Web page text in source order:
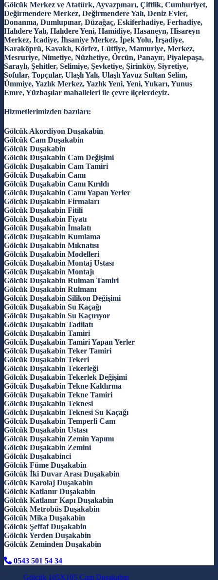
Gölcük Merkez ve Atatürk, Ayvazpınarı, Çiftlik, Cumhuriyet,
Değirmendere Merkez, Değirmendere Yalı, Deniz Evler,
Donanma, Dumlupınar, Düzağaç, Eskiferhadiye, Ferhadiye,
Halıdere Yalı, Halıdere Yeni, Hamidiye, Hasaneyn, Hisareyn
Merkez, İcadiye, İhsaniye Merkez, İpek Yolu, İrşadiye,
Karaköprü, Kavaklı, Körfez, Lütfiye, Mamuriye, Merkez,
Mesruriye, Nimetiye, Nüzhetiye, Örcün, Panayır, Piyalepaşa,
Saraylı, Şehitler, Selimiye, Şevketiye, Şirinköy, Siyretiye,
Sofular, Topçular, Ulaşlı Yalı, Ulaşlı Yavuz Sultan Selim,
Ümmiye, Yazlık Merkez, Yazlık Yeni, Yeni, Yukarı, Yunus
Emre, Yüzbaşılar mahalleleri ile çevre ilçelerdeyiz.
Hizmetlerimizden bazıları:
Gölcük Akordiyon Duşakabin
Gölcük Cam Duşakabin
Gölcük Duşakabin
Gölcük Duşakabin Cam Değişimi
Gölcük Duşakabin Cam Tamiri
Gölcük Duşakabin Camı
Gölcük Duşakabin Camı Kırıldı
Gölcük Duşakabin Camı Yapan Yerler
Gölcük Duşakabin Firmaları
Gölcük Duşakabin Fitili
Gölcük Duşakabin Fiyatı
Gölcük Duşakabin İmalatı
Gölcük Duşakabin Kumlama
Gölcük Duşakabin Mıknatısı
Gölcük Duşakabin Modelleri
Gölcük Duşakabin Montaj Ustası
Gölcük Duşakabin Montajı
Gölcük Duşakabin Rulman Tamiri
Gölcük Duşakabin Rulmanı
Gölcük Duşakabin Silikon Değişimi
Gölcük Duşakabin Su Kaçağı
Gölcük Duşakabin Su Kaçırıyor
Gölcük Duşakabin Tadilatı
Gölcük Duşakabin Tamiri
Gölcük Duşakabin Tamiri Yapan Yerler
Gölcük Duşakabin Teker Tamiri
Gölcük Duşakabin Tekeri
Gölcük Duşakabin Tekerleği
Gölcük Duşakabin Tekerlek Değişimi
Gölcük Duşakabin Tekne Kaldırma
Gölcük Duşakabin Tekne Tamiri
Gölcük Duşakabin Teknesi
Gölcük Duşakabin Teknesi Su Kaçağı
Gölcük Duşakabin Temperli Cam
Gölcük Duşakabin Ustası
Gölcük Duşakabin Zemin Yapımı
Gölcük Duşakabin Zemini
Gölcük Duşakabinci
Gölcük Füme Duşakabin
Gölcük İki Duvar Arası Duşakabin
Gölcük Karolaj Duşakabin
Gölcük Katlanır Duşakabin
Gölcük Katlanır Kapı Duşakabin
Gölcük Metrobüs Duşakabin
Gölcük Mika Duşakabin
Gölcük Şeffaf Duşakabin
Gölcük Yerden Duşakabin
Gölcük Zeminden Duşakabin
0543 501 54 34
Gölcük 105X105 Cam Duşakabin